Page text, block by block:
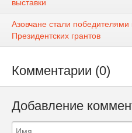
выставки
Азовчане стали победителями
Президентских грантов
Комментарии (0)
Добавление